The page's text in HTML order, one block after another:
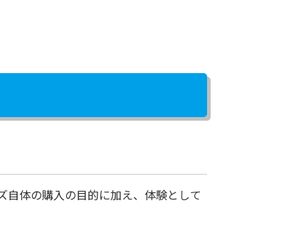
体の購入の目的に加え、体験として